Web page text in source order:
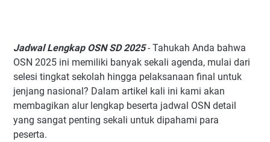
Jadwal Lengkap OSN SD 2025- Tahukah Anda bahwa
OSN 2025 ini memiliki banyak sekali agenda, mulai dari
selesi tingkat sekolah hingga pelaksanaan final untuk
jenjang nasional? Dalam artikel kali ini kami akan
membagikan alur lengkap beserta jadwal OSN detail
yang sangat penting sekali untuk dipahami para
peserta.